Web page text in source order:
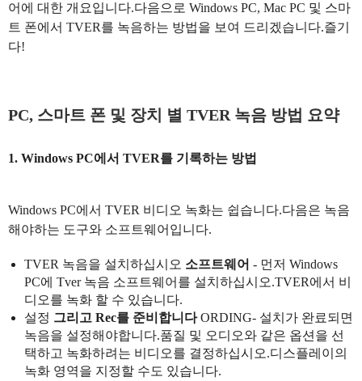
어에 대한 개요입니다.다음으로 Windows PC, Mac PC 및 스마
트 폰에서 TVER를 녹음하는 방법을 보여 드리겠습니다.즐기
다!
PC, 스마트 폰 및 장치 별 TVER 녹음 방법 요약
1. Windows PC에서 TVER를 기록하는 방법
Windows PC에서 TVER 비디오 녹화는 쉽습니다.다음은 녹음
해야하는 도구와 소프트웨어입니다.
TVER 녹음을 설치하십시오 소프트웨어 - 먼저 Windows
PC에 Tver 녹음 소프트웨어를 설치하십시오.TVER에서 비
디오를 녹화 할 수 있습니다.
설정 그리고 Rec를 준비합니다ORDING- 설치가 완료되면
녹음을 설정해야합니다.품질 및 오디오와 같은 옵션을 선
택하고 녹화하려는 비디오를 결정하십시오.디스플레이의
녹화 영역을 지정할 수도 있습니다.